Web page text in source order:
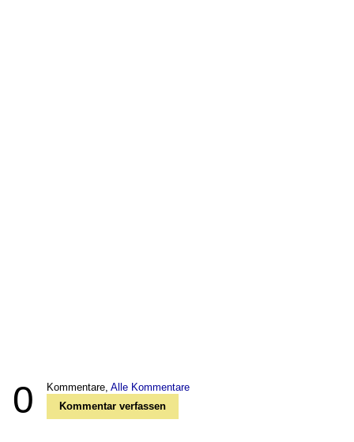
0 Kommentare, Alle Kommentare
Kommentar verfassen